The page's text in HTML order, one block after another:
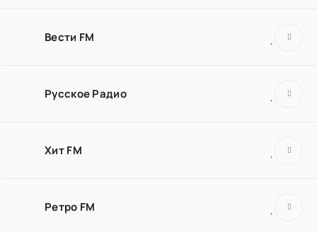
Вести FM
Русское Радио
Хит FM
Ретро FM